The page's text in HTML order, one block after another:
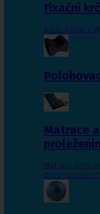
Fixační
Krční límce s
Matrace
Matrace proti
proti